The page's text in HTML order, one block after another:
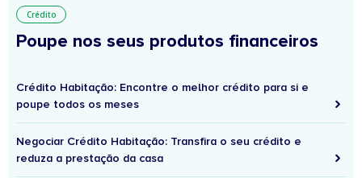
Crédito
Poupe nos seus produtos financeiros
Crédito Habitação: Encontre o melhor crédito para si e
poupe todos os meses
Negociar Crédito Habitação: Transfira o seu crédito e
reduza a prestação da casa